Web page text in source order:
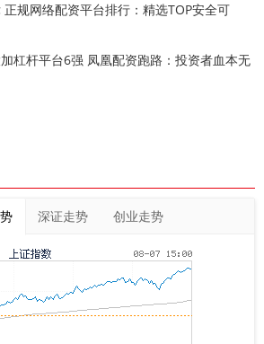
规网络配资平台排行：精选TOP安全可
杠杆平台6强 凤凰配资跑路：投资者血本无
深证走势 创业走势